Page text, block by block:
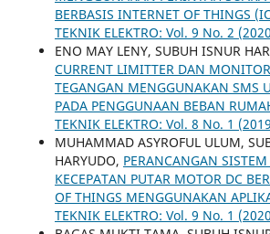
BERBASIS INTERNET OF THINGS
TEKNIK ELEKTRO: Vol. 9 No. 2
ENO MAY LENY, SUBUH ISNUR
CURRENT LIMITTER DAN
TEGANGAN MENGGUNAKAN SMS
PADA PENGGUNAAN BEBAN
TEKNIK ELEKTRO: Vol. 8 No. 1
MUHAMMAD ASYROFUL ULUM,
HARYUDO, PERANCANGAN
KECEPATAN PUTAR MOTOR DC
OF THINGS MENGGUNAKAN
TEKNIK ELEKTRO: Vol. 9 No. 1